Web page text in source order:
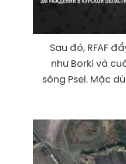
Sau đó, RFAF
như Borki và
sông Psel. Mặc